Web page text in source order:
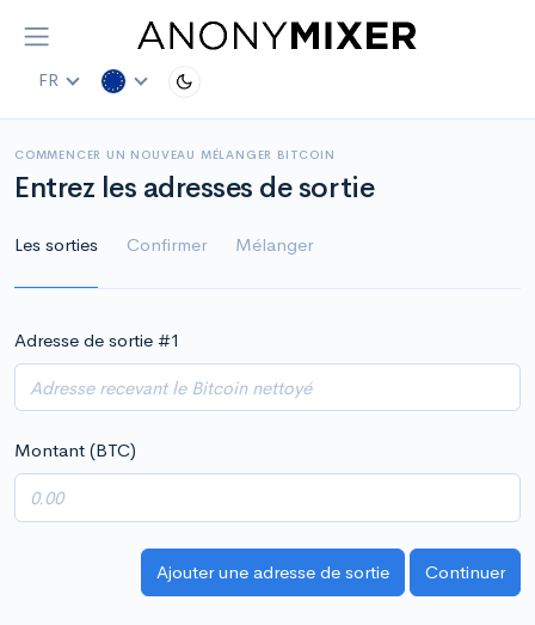
FR
COMMENCER UN NOUVEAU MÉLANGER BITCOIN
Entrez les adresses de sortie
Les sorties Confirmer Mélanger
Adresse de sortie #1
Montant (BTC)